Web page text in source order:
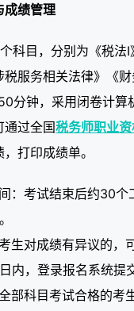
成绩管理
科目，分别为《税法
服务相关法律》《
分钟，采用闭卷计算
通过全国税务师职业
打印成绩单。
：考试结束后约30个
生对成绩有异议的，
内，登录报名系统提
部科目考试合格的考